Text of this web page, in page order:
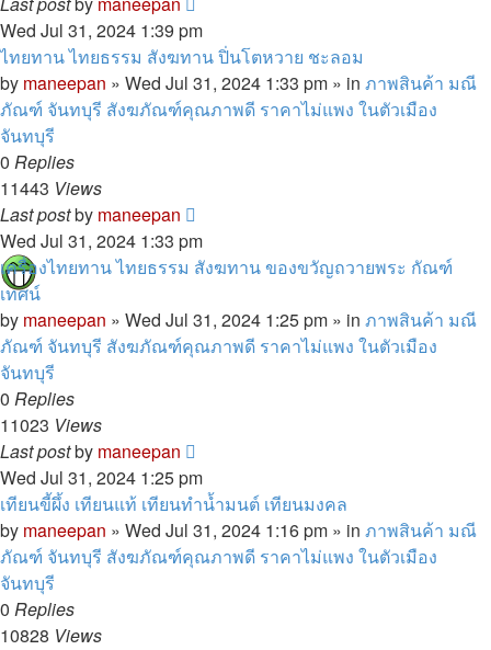
Wed Jul 31, 2024 1:39 pm
ไทยทาน ไทยธรรม สังฆทาน ปิ่นโตหวาย ชะลอม
by maneepan » Wed Jul 31, 2024 1:33 pm » in ภาพสินค้า มณี
ภัณฑ์ จันทบุรี สังฆภัณฑ์คุณภาพดี ราคาไม่แพง ในตัวเมือง
จันทบุรี
0 Replies
11443 Views
Last postby maneepan
Wed Jul 31, 2024 1:33 pm
เครื่องไทยทาน ไทยธรรม สังฆทาน ของขวัญถวายพระ กัณฑ์
เทศน์
by maneepan » Wed Jul 31, 2024 1:25 pm » in ภาพสินค้า มณี
ภัณฑ์ จันทบุรี สังฆภัณฑ์คุณภาพดี ราคาไม่แพง ในตัวเมือง
จันทบุรี
0 Replies
11023 Views
Last postby maneepan
Wed Jul 31, 2024 1:25 pm
เทียนขี้ผึ้ง เทียนแท้ เทียนทำน้ำมนต์ เทียนมงคล
by maneepan » Wed Jul 31, 2024 1:16 pm » in ภาพสินค้า มณี
ภัณฑ์ จันทบุรี สังฆภัณฑ์คุณภาพดี ราคาไม่แพง ในตัวเมือง
จันทบุรี
0 Replies
10828 Views